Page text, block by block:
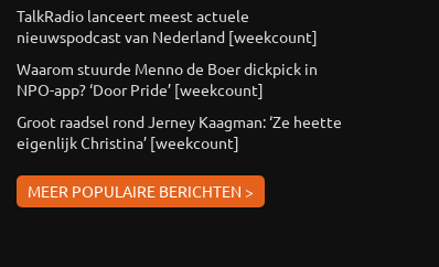
TalkRadio lanceert meest actuele
nieuwspodcast van Nederland [weekcount]
Waarom stuurde Menno de Boer dickpick in
NPO-app? ‘Door Pride’ [weekcount]
Groot raadsel rond Jerney Kaagman: ‘Ze heette
eigenlijk Christina’ [weekcount]
MEER POPULAIRE BERICHTEN >